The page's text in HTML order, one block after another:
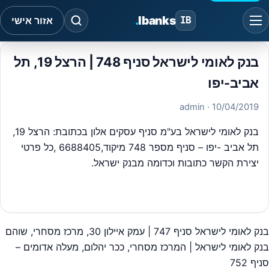
IB
Ibanks
. אזור אישי
בנק לאומי לישראל סניף 748 | הרצל 19, תל
אביב-יפו
10/04/2019
· admin
בנק לאומי לישראל בע"מ סניף עסקים אלון בכתובת: הרצל 19,
תל אביב -יפו – סניף מספר 748 מיקוד,6688405 ,כל פרטי
יצירת הקשר כתובות וכדומה מבנק ישראל.
ניווט
בנק לאומי לישראל סניף 747 | עמק איילון 30, מרכז מסחרי, שוהם
בנק לאומי לישראל | המרכז מסחרי, ככר יהלום, מעלה אדומים –
סניף 752